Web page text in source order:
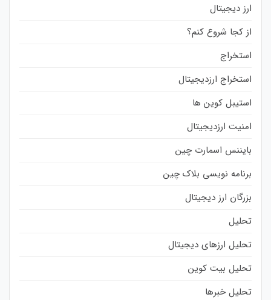
ارز دیجیتال
از کجا شروع کنم؟
استخراج
استخراج ارزدیجیتال
استیبل کوین ها
امنیت ارزدیجیتال
بایننس اسمارت چین
برنامه نویسی بلاک چین
بزرگان ارز دیجیتال
تحلیل
تحلیل ارزهای دیجیتال
تحلیل بیت کوین
تحلیل خبرها